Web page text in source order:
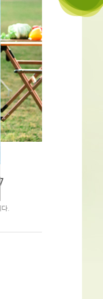
.